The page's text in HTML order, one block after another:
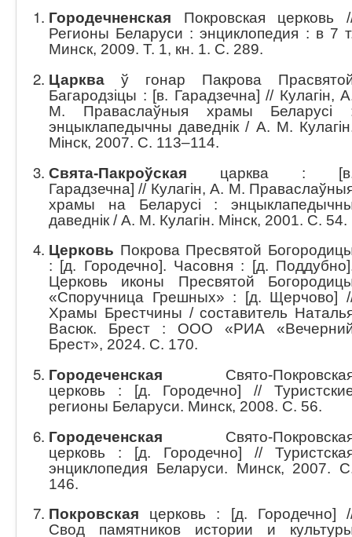
Городечненская Покровская церковь
Регионы Беларуси : энциклопедия : в 7
Минск, 2009. Т. 1, кн. 1. С. 289.
Царква ў гонар Пакрова
Багародзіцы : [в. Гарадзечна] // Кулагін,
М. Праваслаўныя храмы Беларусі
энцыклапедычны даведнік / А. М.
Мінск, 2007. С. 113–114.
Свята-Пакроўская царква :
Гарадзечна] // Кулагін, А. М.
храмы на Беларусі :
даведнік / А. М. Кулагін. Мінск, 2001. С. 54.
Церковь Покрова Пресвятой
: [д. Городечно]. Часовня : [д.
Церковь иконы Пресвятой
«Споручница Грешных» : [д. Щерчово]
Храмы Брестчины / составитель
Васюк. Брест : ООО «РИА
Брест», 2024. С. 170.
Городеченская Свято-
церковь : [д. Городечно] //
регионы Беларуси. Минск, 2008. С. 56.
Городеченская Свято-
церковь : [д. Городечно] //
энциклопедия Беларуси. Минск, 2007.
146.
Покровская церковь : [д. Городечно]
Свод памятников истории и